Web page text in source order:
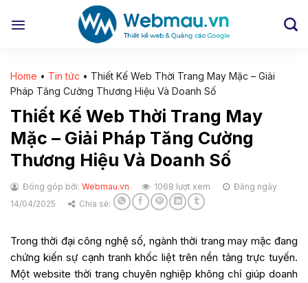
đến
Home • Tin tức • Thiết Kế Web Thời Trang May Mặc – Giải
Pháp Tăng Cường Thương Hiệu Và Doanh Số
Thiết Kế Web Thời Trang May
Mặc – Giải Pháp Tăng Cường
Thương Hiệu Và Doanh Số
Đóng góp bởi: Webmau.vn 1068 lượt xem
Đăng ngày
14/04/2025
Chia sẻ:
Trong thời đại công nghệ số, ngành thời trang may mặc đang
chứng kiến sự cạnh tranh khốc liệt trên nền tảng trực tuyến.
Một website thời trang chuyên nghiệp không chỉ giúp doanh